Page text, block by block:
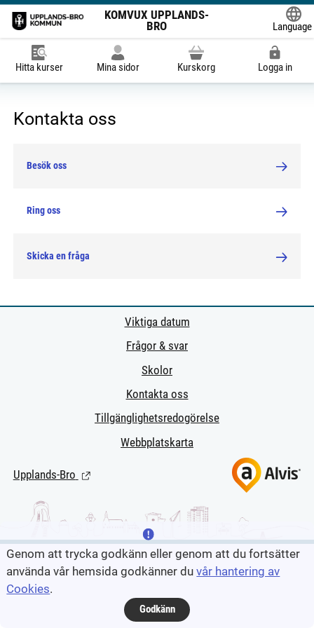
KOMVUX UPPLANDS-
BRO
Language
Hitta kurser Mina sidor Kurskorg Logga in
Kontakta oss
Besök oss
Ring oss
Skicka en fråga
Viktiga datum
Frågor & svar
Skolor
Kontakta oss
Tillgänglighetsredogörelse
Webbplatskarta
Upplands-Bro (Länk till extern sida.)
Genom att trycka godkänn eller genom att du fortsätter
använda vår hemsida godkänner duvår hantering av
Cookies.
Godkänn